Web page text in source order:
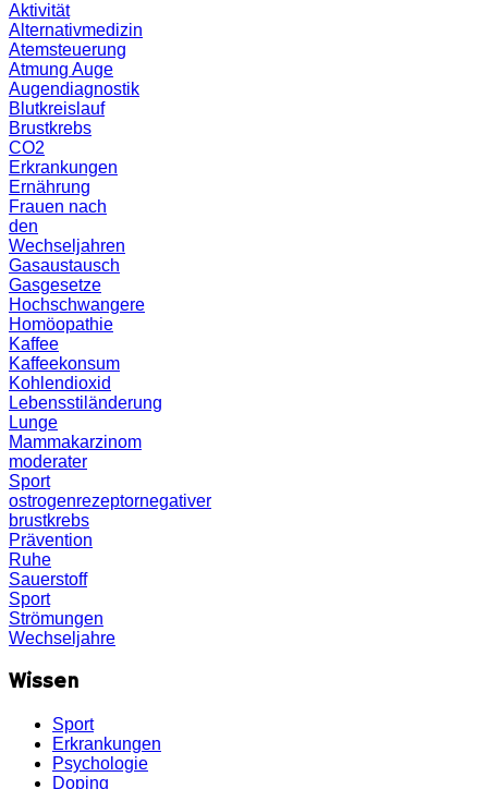
Aktivität
Alternativmedizin
Atemsteuerung
Atmung Auge
Augendiagnostik
Blutkreislauf
Brustkrebs
CO2
Erkrankungen
Ernährung
Frauen nach
den
Wechseljahren
Gasaustausch
Gasgesetze
Hochschwangere
Homöopathie
Kaffee
Kaffeekonsum
Kohlendioxid
Lebensstiländerung
Lunge
Mammakarzinom
moderater
Sport
ostrogenrezeptornegativer
brustkrebs
Prävention
Ruhe
Sauerstoff
Sport
Strömungen
Wechseljahre
Wissen
Sport
Erkrankungen
Psychologie
Doping